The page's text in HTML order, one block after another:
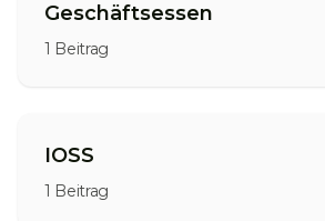
Geschäftsessen
1 Beitrag
IOSS
1 Beitrag